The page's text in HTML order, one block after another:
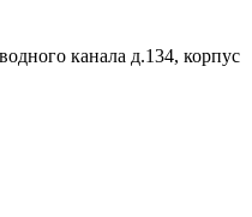
канала д.134, корпус